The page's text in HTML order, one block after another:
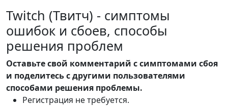
Twitch (Твитч) - симптомы
ошибок и сбоев, способы
решения проблем
Оставьте свой комментарий с симптомами сбоя
и поделитесь с другими пользователями
способами решения проблемы.
Регистрация не требуется.